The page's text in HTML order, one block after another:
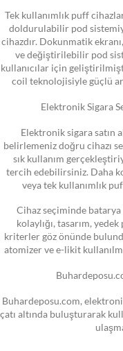
Tek kullanımlık puff
doldurulabilir pod
cihazdır. Dokunmatik
ve değiştirilebilir pod
kullanıcılar için
coil teknolojisiyle güçlü
Elektronik Sigara
Elektronik sigara satın
belirlemeniz doğru cihazı
sık kullanım
tercih edebilirsiniz. Daha
veya tek kullanımlık
Cihaz seçiminde
kolaylığı, tasarım,
kriterler göz önünde
atomizer ve e-likit
Buhardeposu.com,
çatı altında buluşturarak